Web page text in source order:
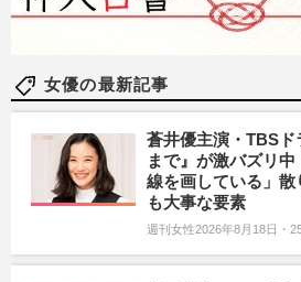
女優の最新記事
蒼井優主演・TBSド
まで』が激バズリ
線を画している」散
も大事な要素
週刊女性2026年8月18日・